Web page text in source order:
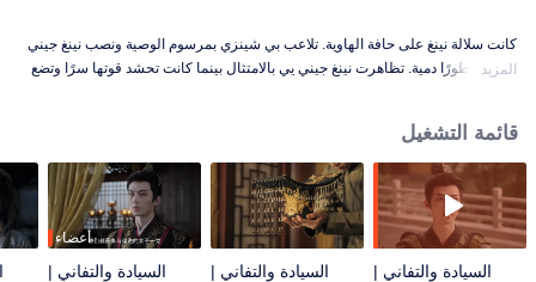
كانت سلالة نينغ على حافة الهاوية. تلاعب بي شينزي بمرسوم الوصية ونصب نينغ جيني
يي إمبراطورًا دمية. تظاهرت نينغ جيني يي بالامتثال بينما كانت تحشد قوتها سرًا وتضع
المزيد
قائمة التشغيل
السيادة والتفاني |
السيادة والتفاني |
أعضاء
السيادة والتفاني |